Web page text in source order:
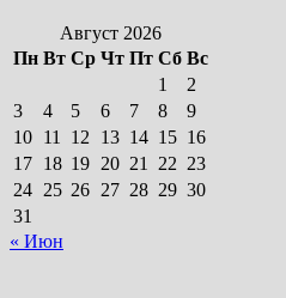
Август 2026
Пн Вт Ср Чт Пт Сб Вс
1
2
3
4 5 6 7 8
9
10 11 12 13 14 15 16
17 18 19 20 21 22 23
24 25 26 27 28 29 30
31
« Июн